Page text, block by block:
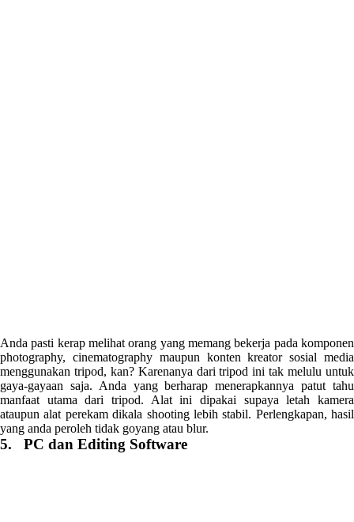
Anda pasti kerap melihat orang yang memang bekerja pada komponen
photography, cinematography maupun konten kreator sosial media
menggunakan tripod, kan? Karenanya dari tripod ini tak melulu untuk
gaya-gayaan saja. Anda yang berharap menerapkannya patut tahu
manfaat utama dari tripod. Alat ini dipakai supaya letah kamera
ataupun alat perekam dikala shooting lebih stabil. Perlengkapan, hasil
yang anda peroleh tidak goyang atau blur.
5. PC dan Editing Software